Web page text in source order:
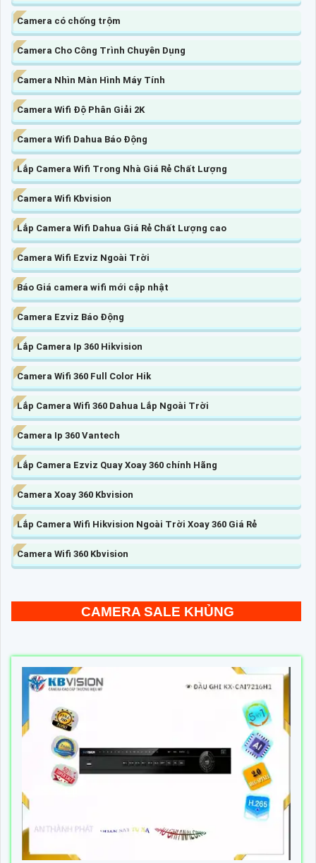
Camera có chống trộm
Camera Cho Công Trình Chuyên Dụng
Camera Nhìn Màn Hình Máy Tính
Camera Wifi Độ Phân Giải 2K
Camera Wifi Dahua Báo Động
Lắp Camera Wifi Trong Nhà Giá Rẻ Chất Lượng
Camera Wifi Kbvision
Lắp Camera Wifi Dahua Giá Rẻ Chất Lượng cao
Camera Wifi Ezviz Ngoài Trời
Báo Giá camera wifi mới cập nhật
Camera Ezviz Báo Động
Lắp Camera Ip 360 Hikvision
Camera Wifi 360 Full Color Hik
Lắp Camera Wifi 360 Dahua Lắp Ngoài Trời
Camera Ip 360 Vantech
Lắp Camera Ezviz Quay Xoay 360 chính Hãng
Camera Xoay 360 Kbvision
Lắp Camera Wifi Hikvision Ngoài Trời Xoay 360 Giá Rẻ
Camera Wifi 360 Kbvision
CAMERA SALE KHỦNG